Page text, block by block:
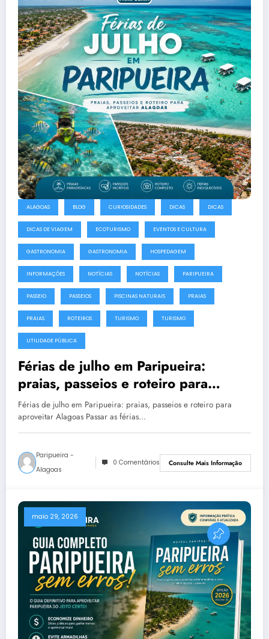
ALAGOAS BLOG CURIOSIDADES DICAS DICAS
DICAS DE VIAGEM ECOTURISMO EVENTOS E CULTURA
GASTRONOMIA GASTRONOMIA HOSPEDAGEM
INFORMAÇÕES NOTÍCIAS NOTÍCIAS PARIPUEIRA
PASSEIO PASSEIOS PISCINAS NATURAIS PRAIAS
PRAIAS ROTEIROS TURISMO TURISMO
UTILIDADE PÚBLICA
Férias de julho em Paripueira:
praias, passeios e roteiro para
aproveitar Alagoas
Férias de julho em Paripueira: praias, passeios e roteiro para
aproveitar Alagoas Passar as férias…
Paripueira -
Alagoas
0 Comentários Consulte Mais Informação
maio 29, 2026